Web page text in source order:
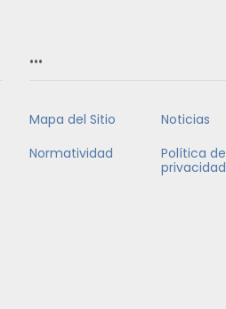
…
Mapa del Sitio
Noticias
Normatividad
Política de
privacidad